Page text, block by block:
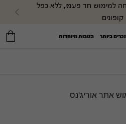
קופונים
ביותר הטבות מיוחדות
אתר אוריג'נס